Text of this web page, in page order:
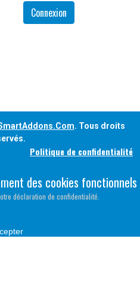
Connexion
. Tous droits
Politique de confidentialité
des cookies fonctionnels
déclaration de confidentialité.